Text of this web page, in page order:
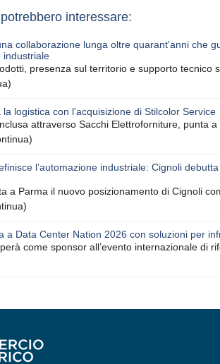
interessare:
collaborazione lunga oltre quarant'anni che
industriale
presenza sul territorio e supporto tecnico
logistica con l'acquisizione di Stilcolor Service
attraverso Sacchi Elettroforniture, punta
l’automazione industriale: Cignoli
a Parma il nuovo posizionamento di Cignoli
a Data Center Nation 2026 con soluzioni per
come sponsor all’evento internazionale di